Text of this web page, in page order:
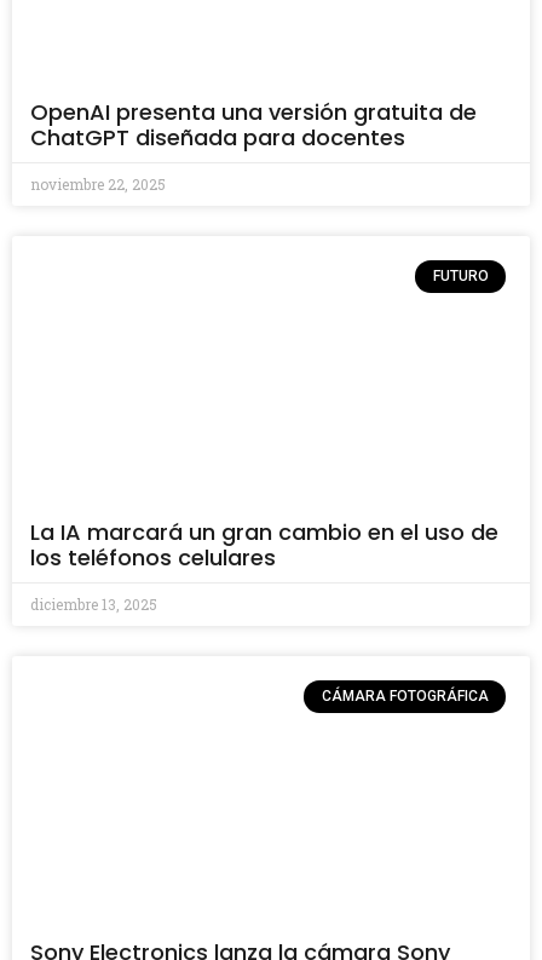
OpenAI presenta una versión gratuita de
ChatGPT diseñada para docentes
noviembre 22, 2025
FUTURO
La IA marcará un gran cambio en el uso de
los teléfonos celulares
diciembre 13, 2025
CÁMARA FOTOGRÁFICA
Sony Electronics lanza la cámara Sony